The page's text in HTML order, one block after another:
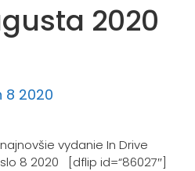
2020
8 2020
vydanie In Drive
8 2020 [dflip id=“86027″]